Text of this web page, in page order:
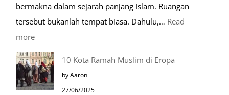
bermakna dalam sejarah panjang Islam. Ruangan
tersebut bukanlah tempat biasa. Dahulu,… Read
more:
Tiga
Makam
Mulia
10 Kota Ramah Muslim di Eropa
by Aaron
27/06/2025